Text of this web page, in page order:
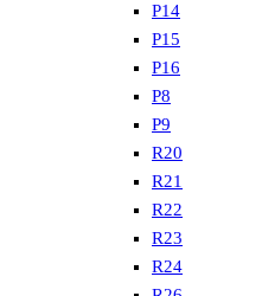
P14
P15
P16
P8
P9
R20
R21
R22
R23
R24